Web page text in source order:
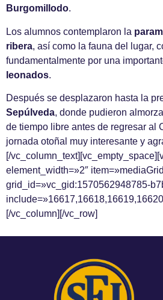
Burgomillodo.
Los alumnos contemplaron la
ribera, así como la fauna del lugar,
fundamentalmente por una
leonados.
Después se desplazaron hasta la
Sepúlveda, donde pudieron
de tiempo libre antes de regresar al
jornada otoñal muy interesante y
[/
element_width=»2″
grid_id=»vc_gid:1570562948785-
[/vc_column][/vc_row]